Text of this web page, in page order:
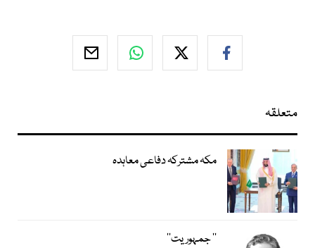
متعلقہ
مکہ مشترکہ دفاعی معاہدہ
’’ جمہوریت‘‘